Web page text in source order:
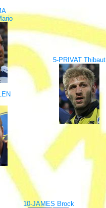
5-PRIVAT Thibaut
10-JAMES Brock